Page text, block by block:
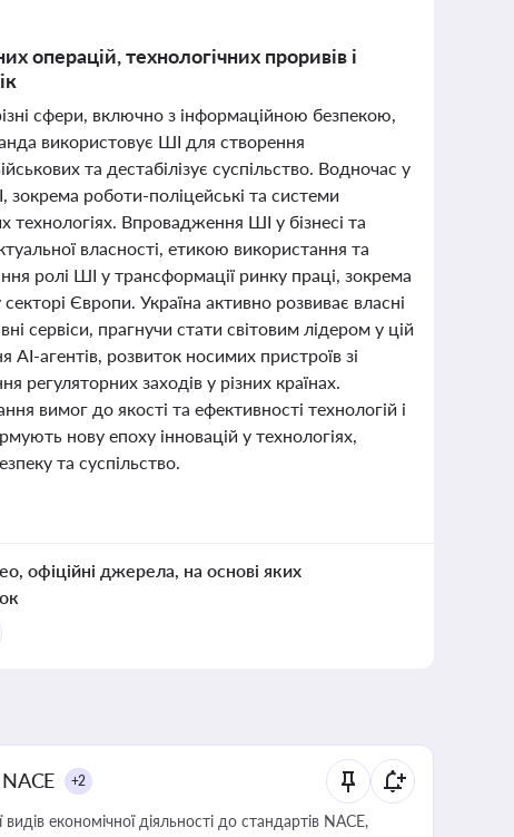
операцій, технологічних проривів і
сфери, включно з інформаційною безпекою,
використовує ШІ для створення
та дестабілізує суспільство. Водночас у
зокрема роботи-поліцейські та системи
технологіях. Впровадження ШІ у бізнесі та
власності, етикою використання та
ролі ШІ у трансформації ринку праці, зокрема
Європи. Україна активно розвиває власні
сервіси, прагнучи стати світовим лідером у цій
агентів, розвиток носимих пристроїв зі
заходів у різних країнах.
вимог до якості та ефективності технологій і
нову епоху інновацій у технологіях,
та суспільство.
офіційні джерела, на основі яких
+2
економічної діяльності до стандартів NACE,